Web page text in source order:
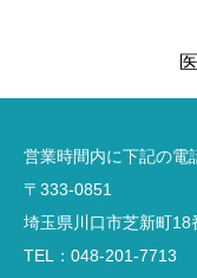
営業時間内に下記の電
〒333-0851
埼玉県川口市芝新町18
TEL：048-201-7713